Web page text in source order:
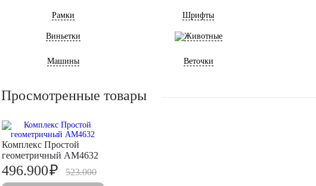
Рамки Шрифты
Виньетки Животные
Машины Веточки
Просмотренные товары
Комплекс Простой
геометричный AM4632
523.000
496.900₽